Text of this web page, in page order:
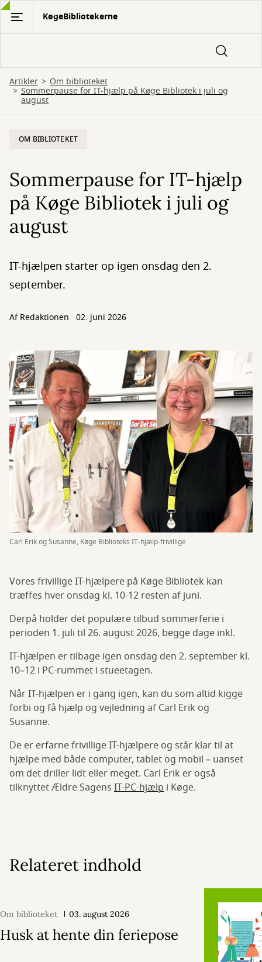
Gå
hovedindhold
KøgeBibliotekerne
Artikler Om biblioteket
Sommerpause for IT-hjælp på Køge Bibliotek i juli og
august
OM BIBLIOTEKET
Sommerpause for IT-hjælp
på Køge Bibliotek i juli og
august
IT-hjælpen starter op igen onsdag den 2.
september.
Af Redaktionen 02. juni 2026
Carl Erik og Susanne, Køge Biblioteks IT-hjælp-frivillige
Vores frivillige IT-hjælpere på Køge Bibliotek kan
træffes hver onsdag kl. 10-12 resten af juni.
Derpå holder det populære tilbud sommerferie i
perioden 1. juli til 26. august 2026, begge dage inkl.
IT-hjælpen er tilbage igen onsdag den 2. september kl.
10–12 i PC-rummet i stueetagen.
Når IT-hjælpen er i gang igen, kan du som altid kigge
forbi og få hjælp og vejledning af Carl Erik og
Susanne.
De er erfarne frivillige IT-hjælpere og står klar til at
hjælpe med både computer, tablet og mobil – uanset
om det driller lidt eller meget. Carl Erik er også
tilknyttet Ældre Sagens IT-PC-hjælp i Køge.
Relateret indhold
Om biblioteket 03. august 2026
Husk at hente din feriepose